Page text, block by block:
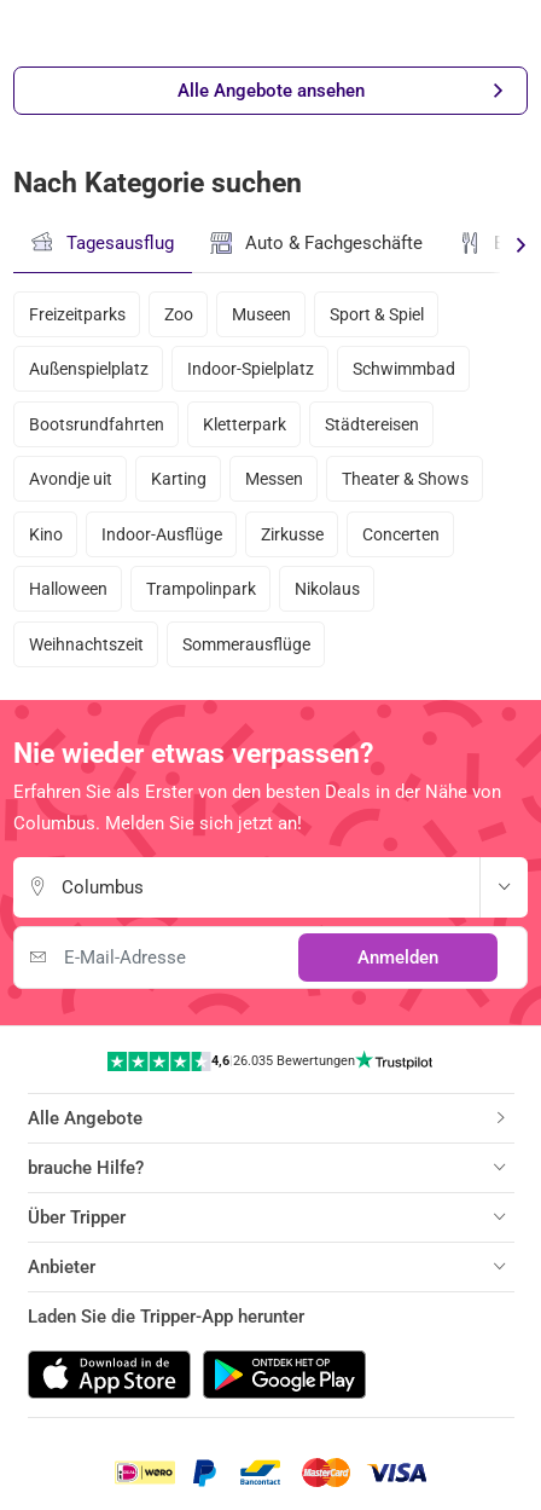
Alle Angebote ansehen
Nach Kategorie suchen
Tagesausflug Auto & Fachgeschäfte
Freizeitparks Zoo Museen Sport & Spiel
Außenspielplatz Indoor-Spielplatz Schwimmbad
Bootsrundfahrten Kletterpark Städtereisen
Avondje uit Karting Messen Theater & Shows
Kino Indoor-Ausflüge Zirkusse Concerten
Halloween Trampolinpark Nikolaus
Weihnachtszeit Sommerausflüge
Nie wieder etwas verpassen?
Erfahren Sie als Erster von den besten Deals in der Nähe von
Columbus. Melden Sie sich jetzt an!
Columbus
Anmelden
4,6|26.035 Bewertungen
Alle Angebote
brauche Hilfe?
Über Tripper
Anbieter
Laden Sie die Tripper-App herunter